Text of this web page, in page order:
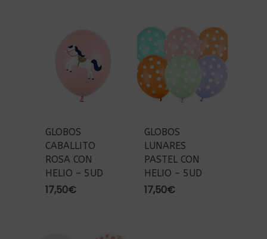
GLOBOS
CABALLITO
ROSA CON
HELIO – 5UD
17,50€
GLOBOS
LUNARES
PASTEL CON
HELIO – 5UD
17,50€